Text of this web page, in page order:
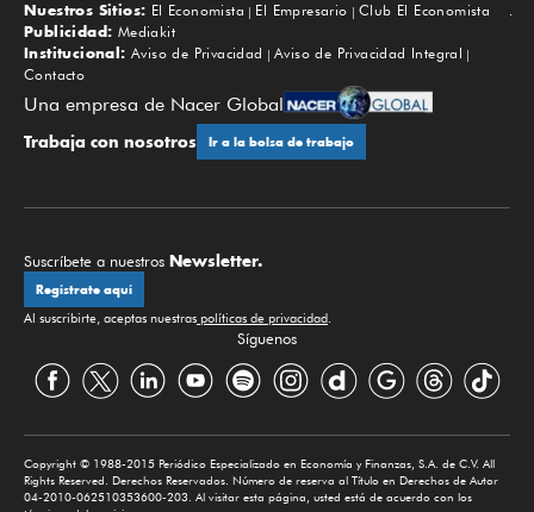
Subir
Nuestros Sitios: El Economista El Empresario
Club El Economista
Publicidad: Mediakit
Institucional: Aviso de Privacidad
Aviso de Privacidad Integral
Contacto
Una empresa de Nacer Global
Trabaja con nosotros Ir a la bolsa de trabajo
Suscríbete a nuestros Newsletter.
Regístrate aquí
Al suscribirte, aceptas nuestras políticas de privacidad
Síguenos
Copyright © 1988-2015 Periódico Especializado en Economía y Finanzas, S.A. de C.V. All
Rights Reserved. Derechos Reservados. Número de reserva al Título en Derechos de Autor
04-2010-062510353600-203. Al visitar esta página, usted está de acuerdo con los